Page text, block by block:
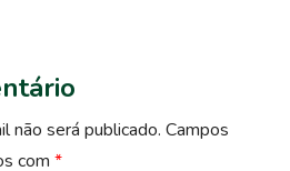
não será publicado. Campos
com *